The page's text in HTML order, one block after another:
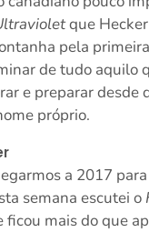
que
pela
de tudo aquilo
e preparar desde
próprio.
a 2017
semana escutei o
ficou mais do que